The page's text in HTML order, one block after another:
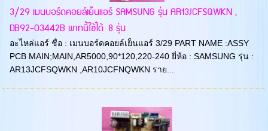
3/29 เมนบอร์ดคอยล์เย็นแอร์ SAMSUNG รุ่น AR13JCFSQWKN ,
DB92-03442B พาทนี้ใช้ได้ 8 รุ่น
อะไหล่แอร์ ชื่อ : เมนบอร์ดคอยล์เย็นแอร์ 3/29 PART NAME :ASSY
PCB MAIN;MAIN,AR5000,90*120,220-240 ยี่ห้อ : SAMSUNG รุ่น :
AR13JCFSQWKN ,AR10JCFNQWKN ราย...